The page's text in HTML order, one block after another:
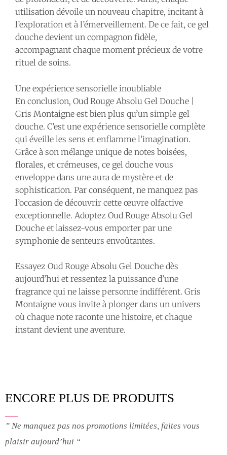
utilisation dévoile un nouveau chapitre, incitant à
l’exploration et à l’émerveillement. De ce fait, ce gel
douche devient un compagnon fidèle,
accompagnant chaque moment précieux de votre
rituel de soins.
Une expérience sensorielle inoubliable
En conclusion, Oud Rouge Absolu Gel Douche |
Gris Montaigne est bien plus qu’un simple gel
douche. C’est une expérience sensorielle complète
qui éveille les sens et enflamme l’imagination.
Grâce à son mélange unique de notes boisées,
florales, et crémeuses, ce gel douche vous
enveloppe dans une aura de mystère et de
sophistication. Par conséquent, ne manquez pas
l’occasion de découvrir cette œuvre olfactive
exceptionnelle. Adoptez Oud Rouge Absolu Gel
Douche et laissez-vous emporter par une
symphonie de senteurs envoûtantes.
Essayez Oud Rouge Absolu Gel Douche dès
aujourd’hui et ressentez la puissance d’une
fragrance qui ne laisse personne indifférent. Gris
Montaigne vous invite à plonger dans un univers
où chaque note raconte une histoire, et chaque
instant devient une aventure.
ENCORE PLUS DE PRODUITS
” Ne manquez pas nos promotions limitées, faites vous
plaisir aujourd’hui “